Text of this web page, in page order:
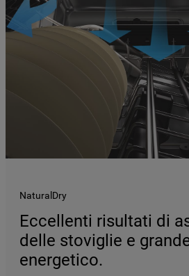
NaturalDry
Eccellenti risultati di
delle stoviglie e
energetico.
l’Informativa Privacy. Se
il banner utilizzando il
a destra, saranno mantenute
impostazioni predefinite che
consentono l’utilizzo di
cookie tecnici. Cliccando sul
"ACCETTO TUTTI I
all'utilizzo di tutti i nostri
condivisione dei tuoi dati con
per tali finalità. Accedendo
SUI COOKIE”, potrai